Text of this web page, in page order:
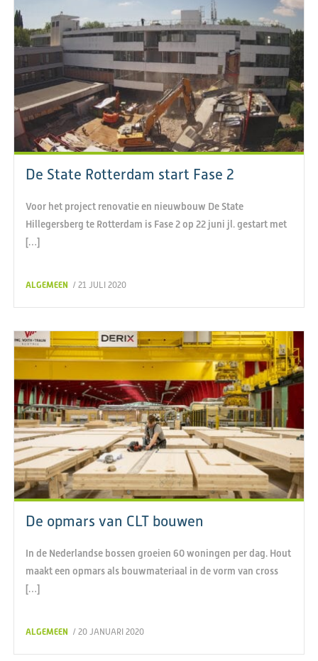
De State Rotterdam start Fase 2
Voor het project renovatie en nieuwbouw De State
Hillegersberg te Rotterdam is Fase 2 op 22 juni jl. gestart met
[…]
ALGEMEEN / 21 JULI 2020
De opmars van CLT bouwen
In de Nederlandse bossen groeien 60 woningen per dag. Hout
maakt een opmars als bouwmateriaal in de vorm van cross
[…]
ALGEMEEN / 20 JANUARI 2020